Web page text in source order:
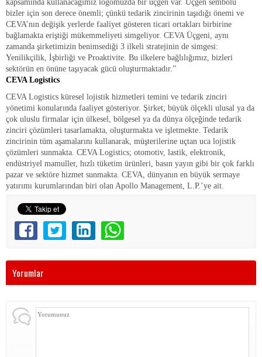
kapsamında kullanacağımız logomuzda bir üçgen var. Üçgen sembolü
bizler için son derece önemli; çünkü tedarik zincirinin taşıdığı önemi ve
CEVA’nın değişik yerlerde faaliyet gösteren ticari ortakları birbirine
bağlamakta eriştiği mükemmeliyeti simgeliyor. CEVA Üçgeni, aynı
zamanda şirketimizin benimsediği 3 ilkeli stratejinin de simgesi:
Yenilikçilik, İşbirliği ve Proaktivite. Bu ilkelere bağlılığımız, bizleri
sektörün en önüne taşıyacak gücü oluşturmaktadır.”
CEVA Logistics
CEVA Logistics küresel lojistik hizmetleri temini ve tedarik zinciri
yönetimi konularında faaliyet gösteriyor. Şirket; büyük ölçekli ulusal ya da
çok uluslu firmalar için ülkesel, bölgesel ya da dünya ölçeğinde tedarik
zinciri çözümleri tasarlamakta, oluşturmakta ve işletmekte. Tedarik
zincirinin tüm aşamalarını kullanarak, müşterilerine uçtan uca lojistik
çözümleri sunmakta. CEVA Logistics; otomotiv, lastik, elektronik,
endüstriyel mamuller, hızlı tüketim ürünleri, basın yayın gibi bir çok farklı
pazar ve sektöre hizmet sunmakta. CEVA, dünyanın en büyük sermaye
yatırımı kurumlarından biri olan Apollo Management, L.P.’ye ait.
Yorumlar